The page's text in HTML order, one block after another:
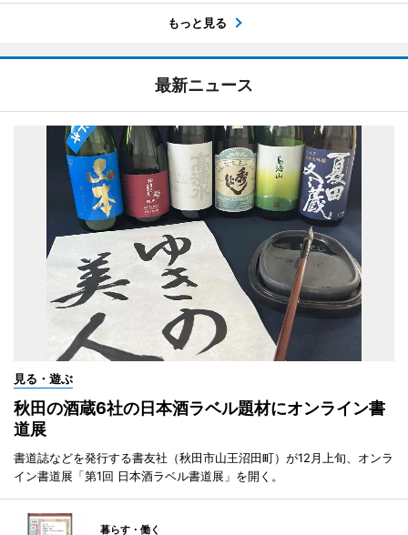
もっと見る
最新ニュース
見る・遊ぶ
秋田の酒蔵6社の日本酒ラベル題材にオンライン書
道展
書道誌などを発行する書友社（秋田市山王沼田町）が12月上旬、オンラ
イン書道展「第1回 日本酒ラベル書道展」を開く。
暮らす・働く